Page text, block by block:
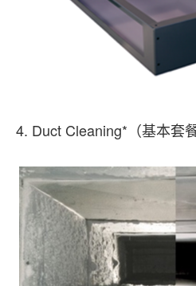
4. Duct Cleaning*（基本套